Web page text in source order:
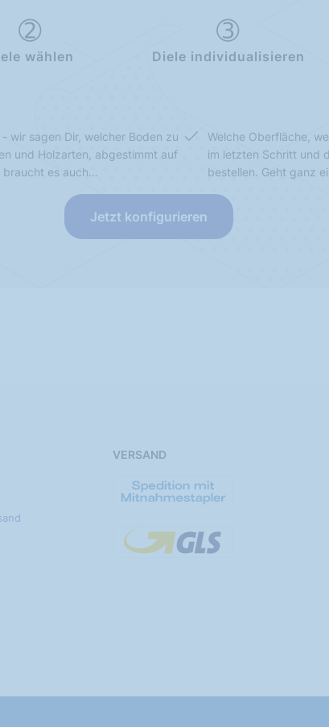
wählen Diele individualisieren
wir sagen Dir, welcher Boden zu
und Holzarten, abgestimmt auf
braucht es auch…
Welche Oberfläche,
im letzten Schritt und
bestellen. Geht ganz
Jetzt konfigurieren
VERSAND